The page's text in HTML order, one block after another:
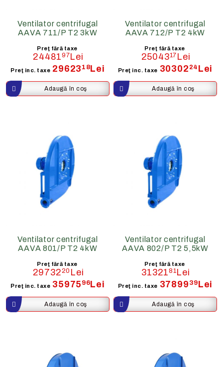
Ventilator centrifugal
AAVA 711/P T2 3kW
Preţ fără taxe
2448197 Lei
Preţ inc. taxe 29623 18 Lei
Ventilator centrifugal
AAVA 712/P T2 4kW
Preţ fără taxe
2504317 Lei
Preţ inc. taxe 30302 24 Lei
Ventilator centrifugal
AAVA 801/P T2 4kW
Preţ fără taxe
2973220 Lei
Preţ inc. taxe 35975 96 Lei
Ventilator centrifugal
AAVA 802/P T2 5,5kW
Preţ fără taxe
3132181Lei
Preţ inc. taxe 37899 39 Lei